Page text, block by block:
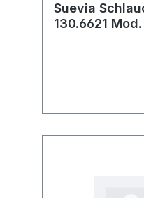
Suevia
130.6621